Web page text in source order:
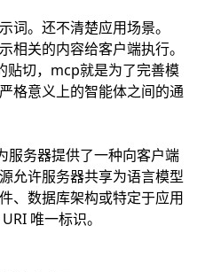
词。还不清楚应用场景。
相关的内容给客户端执行。
切，mcp就是为了完善模
格意义上的智能体之间的通
服务器提供了一种向客户端
允许服务器共享为语言模型
、数据库架构或特定于应用
唯一标识。